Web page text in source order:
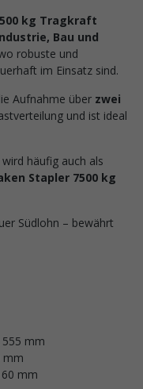
kg Tragkraft
Bau und
robuste und
im Einsatz sind.
Aufnahme über zwei
und ist ideal
wird häufig auch als
Stapler 7500 kg
Südlohn – bewährt
555 mm
mm
mm